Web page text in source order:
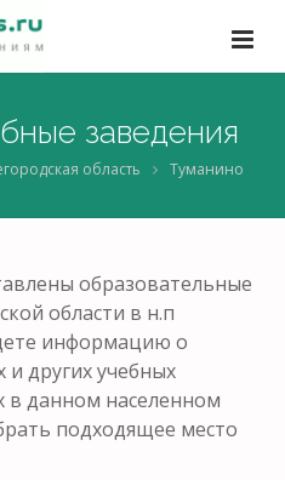
заведения
область Туманино
образовательные
области в н.п
информацию о
и других учебных
в данном населенном
подходящее место